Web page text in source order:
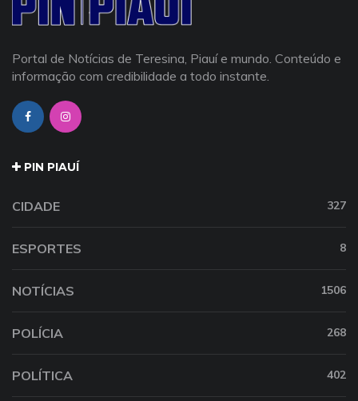
Portal de Notícias de Teresina, Piauí e mundo. Conteúdo e
informação com credibilidade a todo instante.
PIN PIAUÍ
CIDADE 327
ESPORTES 8
NOTÍCIAS 1506
POLÍCIA 268
POLÍTICA 402